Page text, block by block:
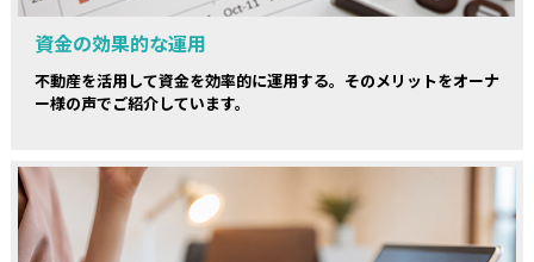
資金の効果的な運用
不動産を活用して資金を効率的に運用する。そのメリットをオーナ
ー様の声でご紹介しています。